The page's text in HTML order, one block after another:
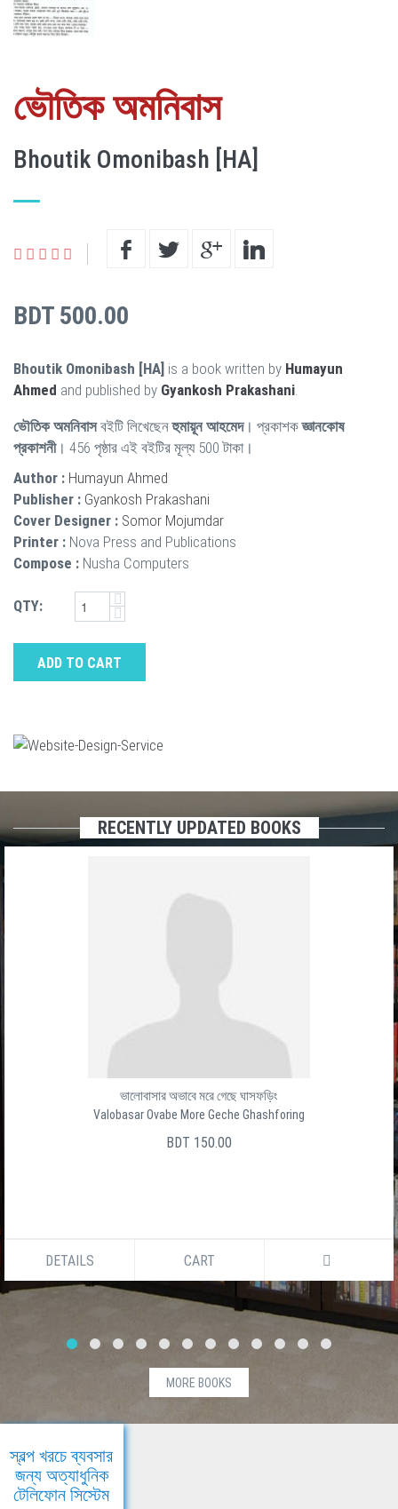
ভৌতিক অমনিবাস
Bhoutik Omonibash [HA]
BDT 500.00
Bhoutik Omonibash [HA] is a book written by Humayun
Ahmed and published by Gyankosh Prakashani
ভৌতিক অমনিবাসবইটি লিখেছেনহুমায়ূন আহমেদ। প্রকাশকজ্ঞানকোষ
প্রকাশনী। 456 পৃষ্ঠার এই বইটির মূল্য 500 টাকা।
Author : Humayun Ahmed
Publisher : Gyankosh Prakashani
Cover Designer : Somor Mojumdar
Printer : Nova Press and Publications
Compose : Nusha Computers
QTY:
ADD TO CART
RECENTLY UPDATED BOOKS
ভালোবাসার অভাবে মরে গেছে ঘাসফড়িং
Valobasar Ovabe More Geche Ghashforing
BDT 150.00
DETAILS CART
MORE BOOKS
স্বল্প খরচে ব্যবসার
জন্য অত্যাধুনিক
টেলিফোন সিস্টেম